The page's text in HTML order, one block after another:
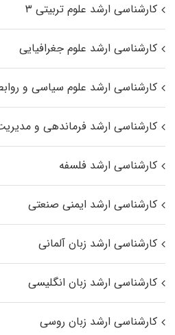
کارشناسی ارشد علوم تربیتی ۳
کارشناسی ارشد علوم جغرافیایی
کارشناسی ارشد علوم سیاسی و
کارشناسی ارشد فرماندهی و
کارشناسی ارشد فلسفه
کارشناسی ارشد ایمنی صنعتی
کارشناسی ارشد زبان آلمانی
کارشناسی ارشد زبان انگلیسی
کارشناسی ارشد زبان روسی